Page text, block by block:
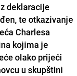
deklaracije
te otkazivanje
Charlesa
kojima je
olako prijeći
u skupštini